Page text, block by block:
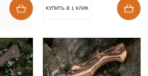
КУПИТЬ В 1 КЛИК